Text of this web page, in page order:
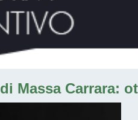
Massa Carrara: